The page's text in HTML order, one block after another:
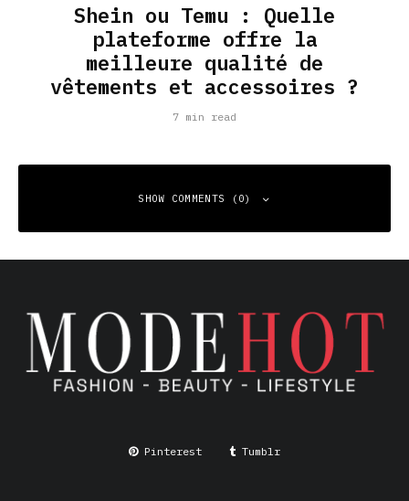
Shein ou Temu : Quelle
plateforme offre la
meilleure qualité de
vêtements et accessoires ?
7 min read
SHOW COMMENTS (0)
Your email address will not be published.
Required fields
are marked *
Comment*
Pinterest Tumblr